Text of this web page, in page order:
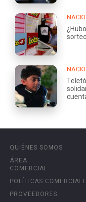
QUIÉNES SOMOS
ÁREA
COMERCIAL
POLÍTICAS
PROVEEDORES